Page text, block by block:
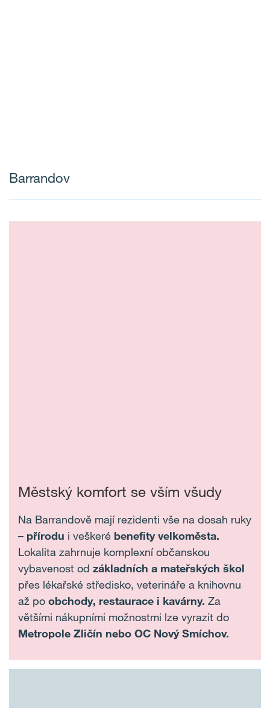
Barrandov
Městský komfort se vším všudy
Na Barrandově mají rezidenti vše na dosah ruky
– přírodu i veškeré benefity velkoměsta.
Lokalita zahrnuje komplexní občanskou
vybavenost od základních a mateřských škol
přes lékařské středisko, veterináře a knihovnu
až po obchody, restaurace i kavárny. Za
většími nákupními možnostmi lze vyrazit do
Metropole Zličín nebo OC Nový Smíchov.